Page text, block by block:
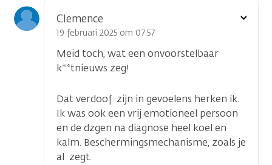
Clemence
19 februari 2025 om 07.57
Meid toch, wat een onvoorstelbaar
k**tnieuws zeg!
Dat verdoof zijn in gevoelens herken ik.
Ik was ook een vrij emotioneel persoon
en de dzgen na diagnose heel koel en
kalm. Beschermingsmechanisme, zoals je
al zegt.
Toon